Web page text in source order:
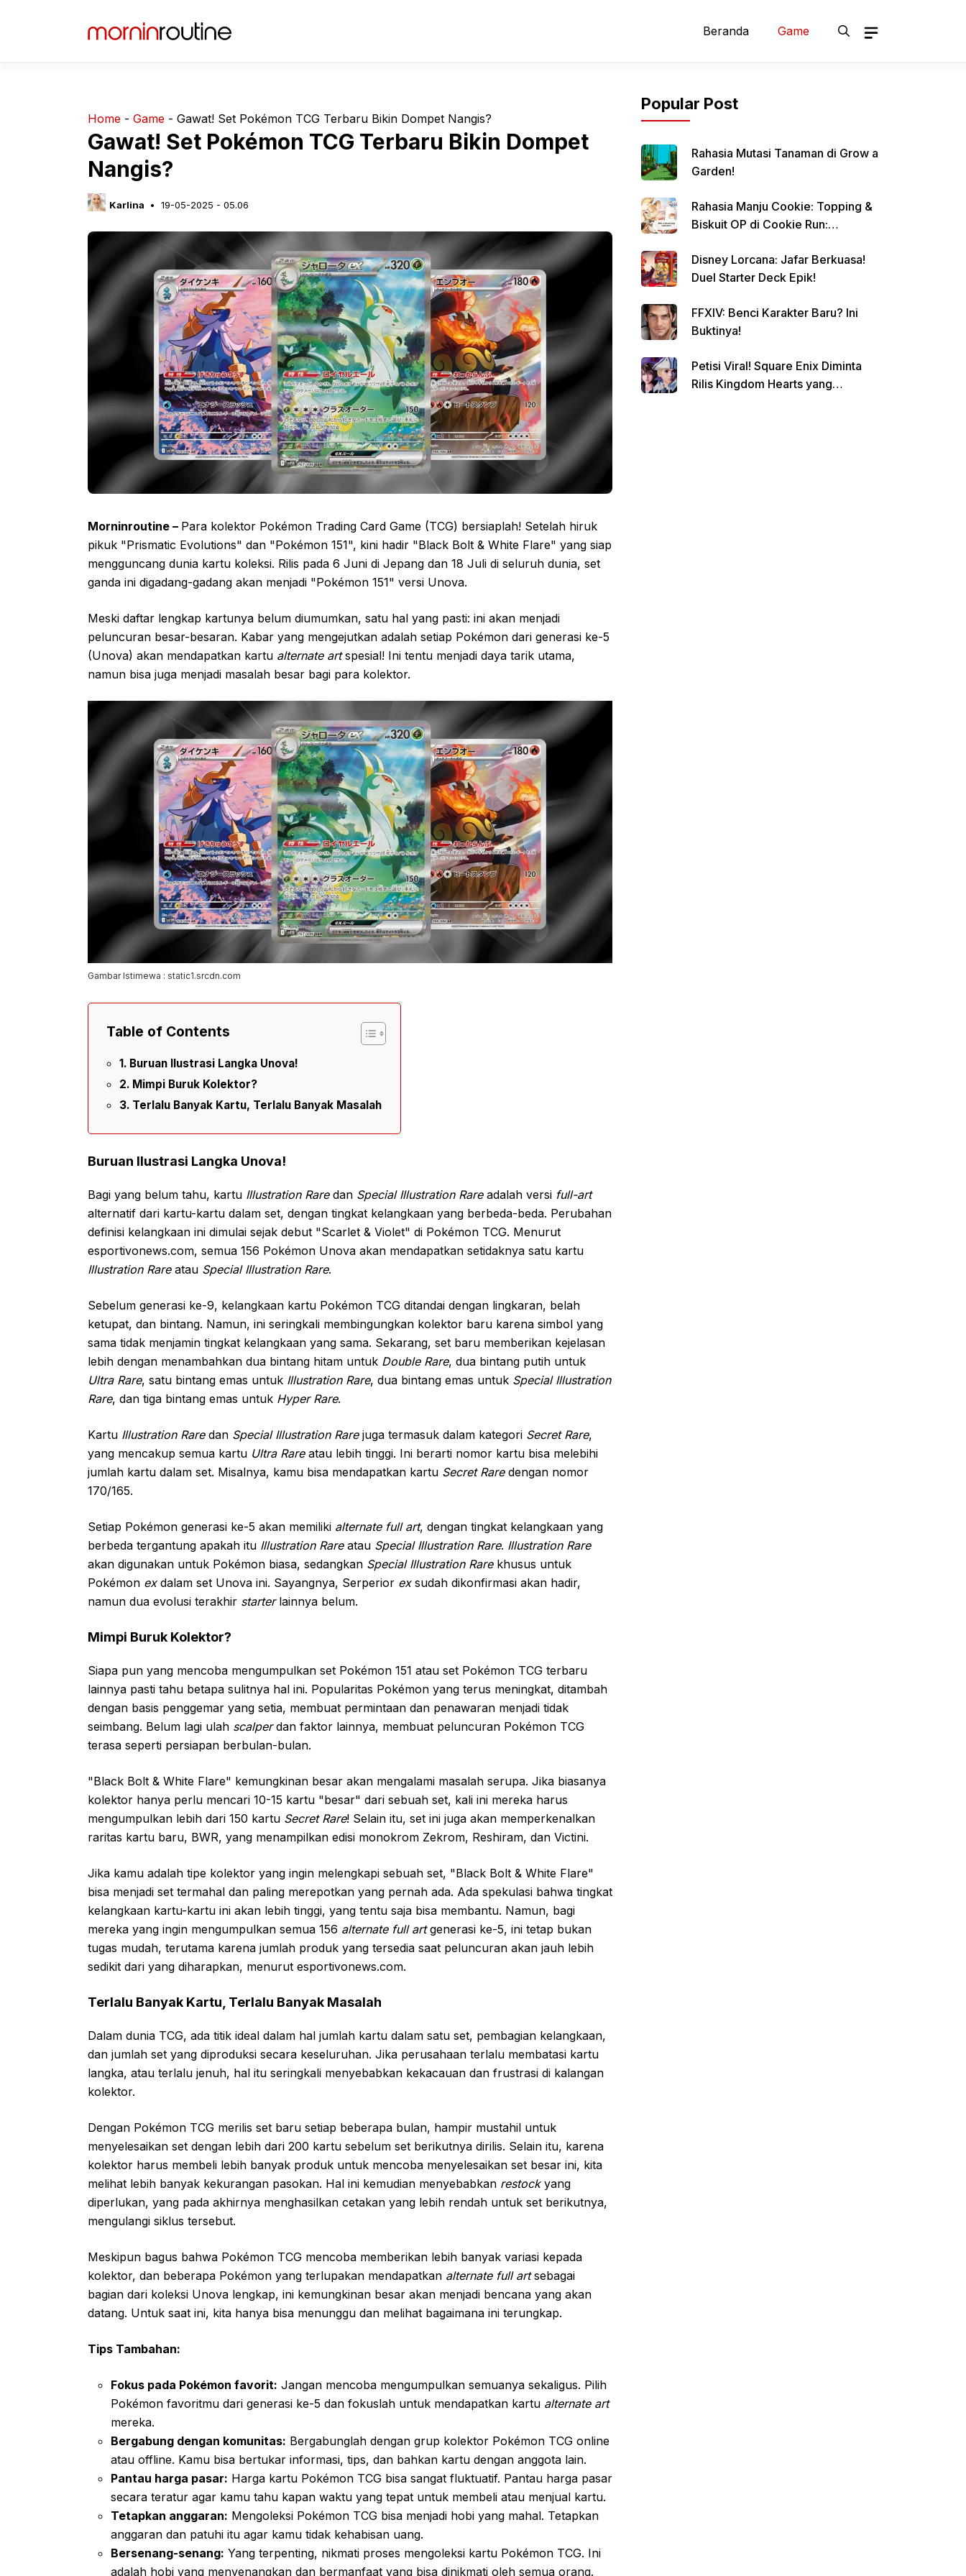
Beranda Game
Home - Game - Gawat! Set Pokémon TCG Terbaru Bikin Dompet Nangis?
Gawat! Set Pokémon TCG Terbaru Bikin Dompet
Nangis?
Karlina 19-05-2025 - 05.06
Morninroutine – Para kolektor Pokémon Trading Card Game (TCG) bersiaplah! Setelah hiruk
pikuk "Prismatic Evolutions" dan "Pokémon 151", kini hadir "Black Bolt & White Flare" yang siap
mengguncang dunia kartu koleksi. Rilis pada 6 Juni di Jepang dan 18 Juli di seluruh dunia, set
ganda ini digadang-gadang akan menjadi "Pokémon 151" versi Unova.
Meski daftar lengkap kartunya belum diumumkan, satu hal yang pasti: ini akan menjadi
peluncuran besar-besaran. Kabar yang mengejutkan adalah setiap Pokémon dari generasi ke-5
(Unova) akan mendapatkan kartu alternate artspesial! Ini tentu menjadi daya tarik utama,
namun bisa juga menjadi masalah besar bagi para kolektor.
Gambar Istimewa : static1.srcdn.com
Table of Contents
Buruan Ilustrasi Langka Unova!
Mimpi Buruk Kolektor?
Terlalu Banyak Kartu, Terlalu Banyak Masalah
Buruan Ilustrasi Langka Unova!
Bagi yang belum tahu, kartu Illustration Raredan Special Illustration Rareadalah versi full-art
alternatif dari kartu-kartu dalam set, dengan tingkat kelangkaan yang berbeda-beda. Perubahan
definisi kelangkaan ini dimulai sejak debut "Scarlet & Violet" di Pokémon TCG. Menurut
esportivonews.com, semua 156 Pokémon Unova akan mendapatkan setidaknya satu kartu
Illustration Rareatau Special Illustration Rare.
Sebelum generasi ke-9, kelangkaan kartu Pokémon TCG ditandai dengan lingkaran, belah
ketupat, dan bintang. Namun, ini seringkali membingungkan kolektor baru karena simbol yang
sama tidak menjamin tingkat kelangkaan yang sama. Sekarang, set baru memberikan kejelasan
lebih dengan menambahkan dua bintang hitam untuk Double Rare, dua bintang putih untuk
Ultra Rare, satu bintang emas untuk Illustration Rare, dua bintang emas untuk Special Illustration
Rare, dan tiga bintang emas untuk Hyper Rare.
Kartu Illustration Raredan Special Illustration Rarejuga termasuk dalam kategori Secret Rare,
yang mencakup semua kartu Ultra Rareatau lebih tinggi. Ini berarti nomor kartu bisa melebihi
jumlah kartu dalam set. Misalnya, kamu bisa mendapatkan kartu Secret Raredengan nomor
170/165.
Setiap Pokémon generasi ke-5 akan memiliki alternate full art, dengan tingkat kelangkaan yang
berbeda tergantung apakah itu Illustration Rareatau Special Illustration Rare. Illustration Rare
akan digunakan untuk Pokémon biasa, sedangkan Special Illustration Rarekhusus untuk
Pokémon exdalam set Unova ini. Sayangnya, Serperior exsudah dikonfirmasi akan hadir,
namun dua evolusi terakhir starterlainnya belum.
Mimpi Buruk Kolektor?
Siapa pun yang mencoba mengumpulkan set Pokémon 151 atau set Pokémon TCG terbaru
lainnya pasti tahu betapa sulitnya hal ini. Popularitas Pokémon yang terus meningkat, ditambah
dengan basis penggemar yang setia, membuat permintaan dan penawaran menjadi tidak
seimbang. Belum lagi ulah scalperdan faktor lainnya, membuat peluncuran Pokémon TCG
terasa seperti persiapan berbulan-bulan.
"Black Bolt & White Flare" kemungkinan besar akan mengalami masalah serupa. Jika biasanya
kolektor hanya perlu mencari 10-15 kartu "besar" dari sebuah set, kali ini mereka harus
mengumpulkan lebih dari 150 kartu Secret Rare! Selain itu, set ini juga akan memperkenalkan
raritas kartu baru, BWR, yang menampilkan edisi monokrom Zekrom, Reshiram, dan Victini.
Jika kamu adalah tipe kolektor yang ingin melengkapi sebuah set, "Black Bolt & White Flare"
bisa menjadi set termahal dan paling merepotkan yang pernah ada. Ada spekulasi bahwa tingkat
kelangkaan kartu-kartu ini akan lebih tinggi, yang tentu saja bisa membantu. Namun, bagi
mereka yang ingin mengumpulkan semua 156 alternate full artgenerasi ke-5, ini tetap bukan
tugas mudah, terutama karena jumlah produk yang tersedia saat peluncuran akan jauh lebih
sedikit dari yang diharapkan, menurut esportivonews.com.
Terlalu Banyak Kartu, Terlalu Banyak Masalah
Dalam dunia TCG, ada titik ideal dalam hal jumlah kartu dalam satu set, pembagian kelangkaan,
dan jumlah set yang diproduksi secara keseluruhan. Jika perusahaan terlalu membatasi kartu
langka, atau terlalu jenuh, hal itu seringkali menyebabkan kekacauan dan frustrasi di kalangan
kolektor.
Dengan Pokémon TCG merilis set baru setiap beberapa bulan, hampir mustahil untuk
menyelesaikan set dengan lebih dari 200 kartu sebelum set berikutnya dirilis. Selain itu, karena
kolektor harus membeli lebih banyak produk untuk mencoba menyelesaikan set besar ini, kita
melihat lebih banyak kekurangan pasokan. Hal ini kemudian menyebabkan restockyang
diperlukan, yang pada akhirnya menghasilkan cetakan yang lebih rendah untuk set berikutnya,
mengulangi siklus tersebut.
Meskipun bagus bahwa Pokémon TCG mencoba memberikan lebih banyak variasi kepada
kolektor, dan beberapa Pokémon yang terlupakan mendapatkan alternate full artsebagai
bagian dari koleksi Unova lengkap, ini kemungkinan besar akan menjadi bencana yang akan
datang. Untuk saat ini, kita hanya bisa menunggu dan melihat bagaimana ini terungkap.
Tips Tambahan:
Fokus pada Pokémon favorit: Jangan mencoba mengumpulkan semuanya sekaligus. Pilih
Pokémon favoritmu dari generasi ke-5 dan fokuslah untuk mendapatkan kartu alternate art
mereka.
Bergabung dengan komunitas: Bergabunglah dengan grup kolektor Pokémon TCG online
atau offline. Kamu bisa bertukar informasi, tips, dan bahkan kartu dengan anggota lain.
Pantau harga pasar: Harga kartu Pokémon TCG bisa sangat fluktuatif. Pantau harga pasar
secara teratur agar kamu tahu kapan waktu yang tepat untuk membeli atau menjual kartu.
Tetapkan anggaran: Mengoleksi Pokémon TCG bisa menjadi hobi yang mahal. Tetapkan
anggaran dan patuhi itu agar kamu tidak kehabisan uang.
Bersenang-senang: Yang terpenting, nikmati proses mengoleksi kartu Pokémon TCG. Ini
adalah hobi yang menyenangkan dan bermanfaat yang bisa dinikmati oleh semua orang.
Popular Post
Rahasia Mutasi Tanaman di Grow a
Garden!
Rahasia Manju Cookie: Topping &
Biskuit OP di Cookie Run:
Disney Lorcana: Jafar Berkuasa!
Duel Starter Deck Epik!
FFXIV: Benci Karakter Baru? Ini
Buktinya!
Petisi Viral! Square Enix Diminta
Rilis Kingdom Hearts yang